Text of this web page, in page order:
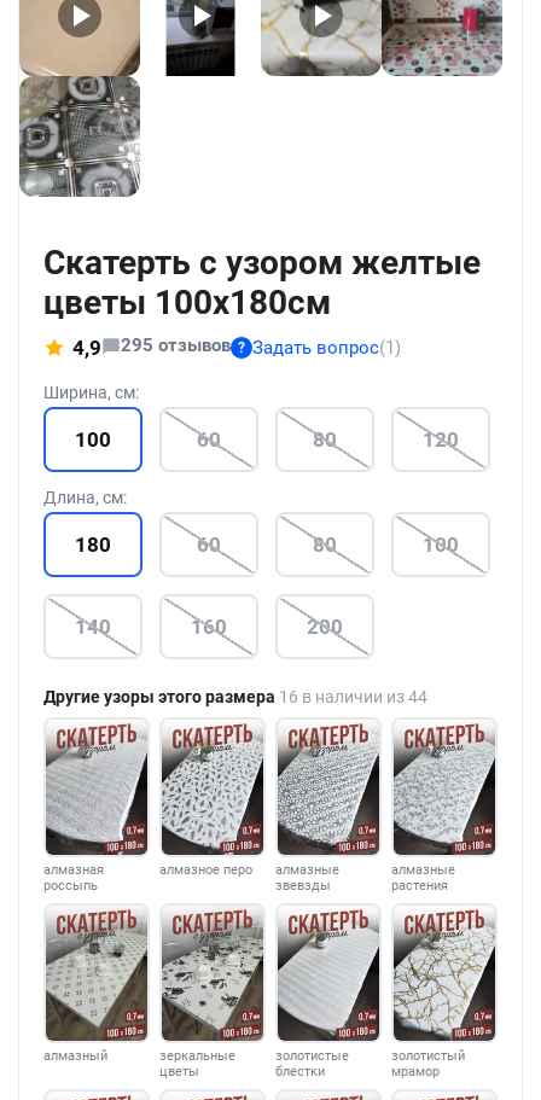
Скатерть с узором желтые
цветы 100x180см
4,9 295 отзывов ? Задать вопрос(1)
Ширина, см:
100 60 80 120
Длина, см:
180 60 80 100
140 160 200
Другие узоры этого размера 16 в наличии из 44
алмазная
россыпь
алмазное перо
алмазные
звевзды
алмазные
растения
алмазный
зеркальные
цветы
золотистые
блестки
золотистый
мрамор